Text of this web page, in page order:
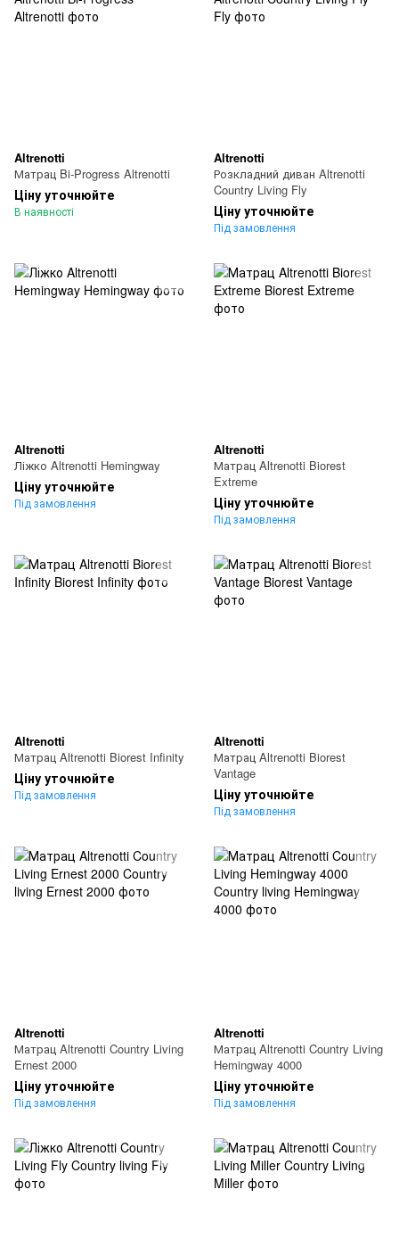
Altrenotti
Матрац Bi-Progress Altrenotti
Ціну уточнюйте
В наявності
Altrenotti
Розкладний диван Altrenotti
Country Living Fly
Ціну уточнюйте
Під замовлення
Altrenotti
Ліжко Altrenotti Hemingway
Ціну уточнюйте
Під замовлення
Altrenotti
Матрац Altrenotti Biorest
Extreme
Ціну уточнюйте
Під замовлення
Altrenotti
Матрац Altrenotti Biorest Infinity
Ціну уточнюйте
Під замовлення
Altrenotti
Матрац Altrenotti Biorest
Vantage
Ціну уточнюйте
Під замовлення
Altrenotti
Матрац Altrenotti Country Living
Ernest 2000
Ціну уточнюйте
Під замовлення
Altrenotti
Матрац Altrenotti Country Living
Hemingway 4000
Ціну уточнюйте
Під замовлення